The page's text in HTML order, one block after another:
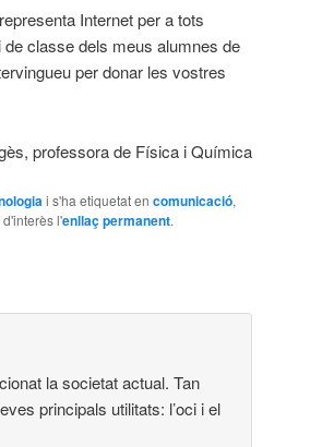
Internet per a tots
classe dels meus alumnes de
per donar les vostres
professora de Física i Química
i s'ha etiquetat en comunicació,
l'enllaç permanent.
la societat actual. Tan
principals utilitats: l’oci i el